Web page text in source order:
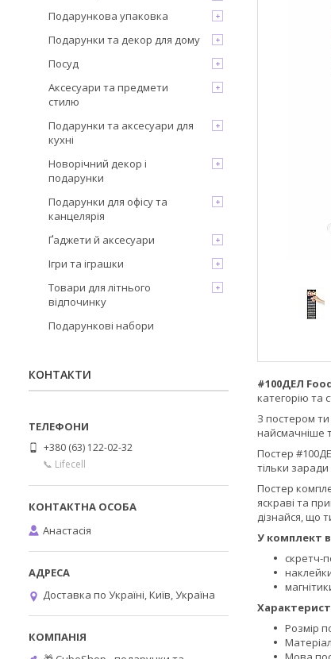
#100ДЕЛ
категорію та
З постером
найсмачніше
Постер
тільки
Постер
яскраві та
дізнайся, що
У комплект
скретч-
Розмір
Подарункова упаковка
Подарунки та декор для дому
Посуд
Аксесуари та предмети
стилю
Подарунки та аксесуари для
кухні
Новорічний декор і
подарунки
Подарунки для офісу та
канцелярія
Ґаджети й аксесуари
Ігри та іграшки
Товари для літнього
відпочинку
Подарункові набори
КОНТАКТИ
+380 (63) 122-02-32
📞 Lifecell
Анастасія
Доставка по Україні, Київ, Україна